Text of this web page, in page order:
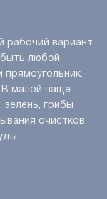
вариант.
любой
В малой чаще
грибы
очистков.